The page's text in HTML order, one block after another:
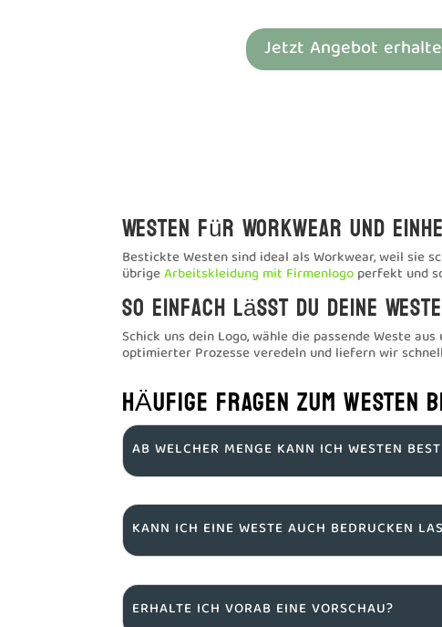
Jetzt Angebot
Westen für Workwear und
Bestickte Westen sind ideal als Workwear, weil sie
übrigeArbeitskleidung mit Firmenlogoperfekt und
So einfach lässt du deine
Schick uns dein Logo, wähle die passende Weste
optimierter Prozesse veredeln und liefern wir
HÄUFIGE FRAGEN ZUM WESTEN
AB WELCHER MENGE KANN ICH WESTEN
KANN ICH EINE WESTE AUCH BEDRUCKEN
ERHALTE ICH VORAB EINE VORSCHAU?